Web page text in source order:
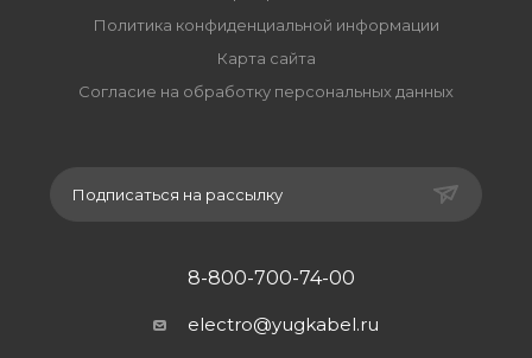
Политика конфиденциальной информации
Карта сайта
Согласие на обработку персональных данных
Подписаться на рассылку
8-800-700-74-00
electro@yugkabel.ru